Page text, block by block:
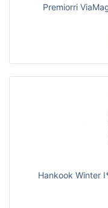
Premiorri
Hankook Winter